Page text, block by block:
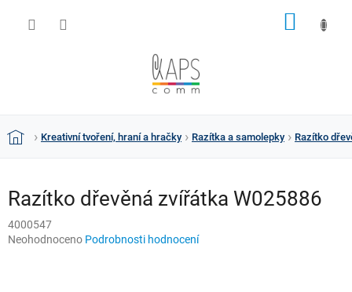
DomůKreativní tvoření, hraní a hračky Razítka a samolepky Razítko
Razítko dřevěná zvířátka W025886
4000547
Průměrné
Neohodnoceno Podrobnosti hodnocení